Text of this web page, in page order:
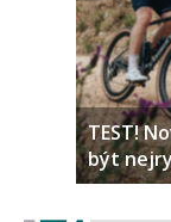
TEST!
být